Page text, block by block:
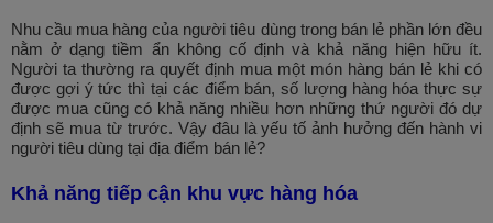
Nhu cầu mua hàng của người tiêu dùng trong bán lẻ phần lớn đều
nằm ở dạng tiềm ẩn không cố định và khả năng hiện hữu ít.
Người ta thường ra quyết định mua một món hàng bán lẻ khi có
được gợi ý tức thì tại các điểm bán, số lượng hàng hóa thực sự
được mua cũng có khả năng nhiều hơn những thứ người đó dự
định sẽ mua từ trước. Vậy đâu là yếu tố ảnh hưởng đến hành vi
người tiêu dùng tại địa điểm bán lẻ?
Khả năng tiếp cận khu vực hàng hóa